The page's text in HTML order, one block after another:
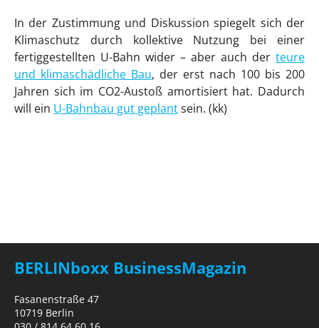
In der Zustimmung und Diskussion spiegelt sich der
Klimaschutz durch kollektive Nutzung bei einer
fertiggestellten U-Bahn wider – aber auch der teure
und klimaschädliche Bau, der erst nach 100 bis 200
Jahren sich im CO2-Austoß amortisiert hat. Dadurch
will ein U-Bahnbau gut geplantsein. (kk)
BERLINboxx BusinessMagazin
Fasanenstraße 47
10719 Berlin